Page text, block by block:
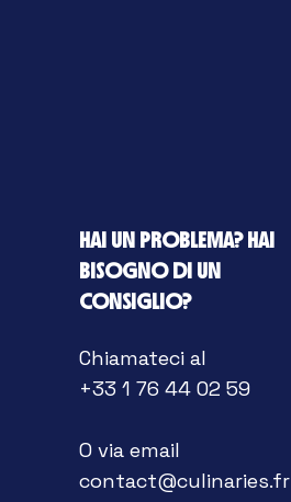
HAI UN PROBLEMA? HAI
BISOGNO DI UN
CONSIGLIO?
Chiamateci al
+33 1 76 44 02 59
O via email
contact@culinaries.fr